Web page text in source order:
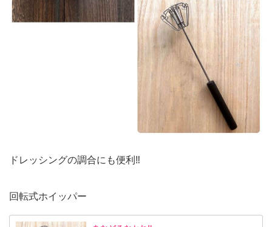
ドレッシングの調合にも便利‼︎
回転式ホイッパー